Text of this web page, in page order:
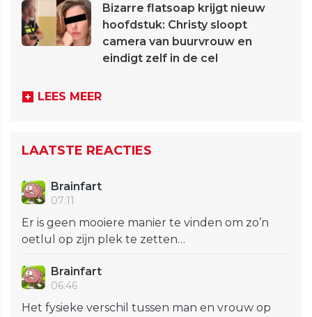
Bizarre flatsoap krijgt nieuw
hoofdstuk: Christy sloopt
camera van buurvrouw en
eindigt zelf in de cel
LEES MEER
LAATSTE REACTIES
Brainfart
07:11
Er is geen mooiere manier te vinden om zo’n
oetlul op zijn plek te zetten…
Brainfart
06:46
Het fysieke verschil tussen man en vrouw op